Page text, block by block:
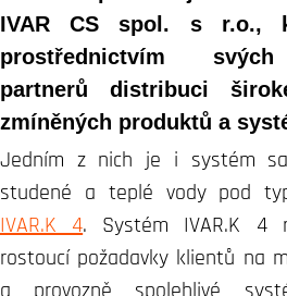
IVAR CS spol. s r.o.,
prostřednictvím
partnerů distribuci
zmíněných produktů a
Jedním z nich je i systém
studené a teplé vody pod
IVAR.K 4. Systém IVAR.K 4
rostoucí požadavky klientů na
a provozně spolehlivé